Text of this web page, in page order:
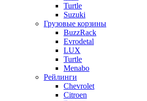
Turtle
Suzuki
Грузовые корзины
BuzzRack
Evrodetal
LUX
Turtle
Menabo
Рейлинги
Chevrolet
Citroen